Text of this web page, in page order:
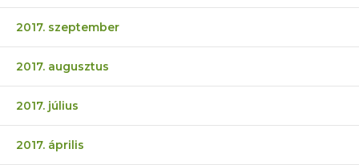
2017. szeptember
2017. augusztus
2017. július
2017. április